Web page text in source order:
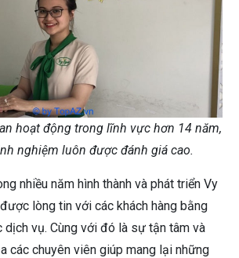
hoạt động trong lĩnh vực hơn 14 năm,
nghiệm luôn được đánh giá cao.
nhiều năm hình thành và phát triển Vy
lòng tin với các khách hàng bằng
dịch vụ. Cùng với đó là sự tận tâm và
các chuyên viên giúp mang lại những